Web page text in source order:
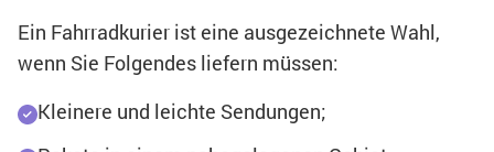
Ein Fahrradkurier ist eine ausgezeichnete Wahl,
wenn Sie Folgendes liefern müssen:
Kleinere und leichte Sendungen;